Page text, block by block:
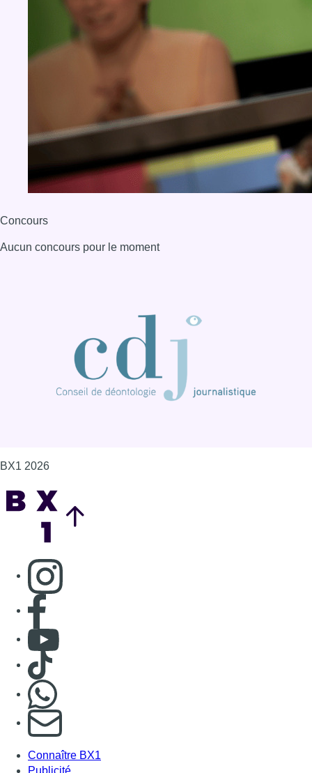
Concours
Aucun concours pour le moment
BX1 2026
Consulter page Instagram
Consulter page Facebook
Consulter Youtube
Consulter TikTok
S'abonner à notre newsletter
Connaître BX1